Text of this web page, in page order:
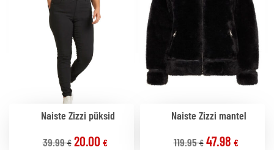
Naiste Zizzi püksid
39.99€ 20.00 €
Naiste Zizzi mantel
119.95€ 47.98 €